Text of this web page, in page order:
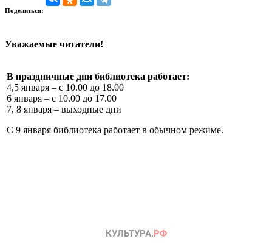
Поделиться:
Уважаемые читатели!
В праздничные дни библиотека работает:
4,5 января – с 10.00 до 18.00
6 января – с 10.00 до 17.00
7, 8 января – выходные дни
C 9 января библиотека работает в обычном режиме.